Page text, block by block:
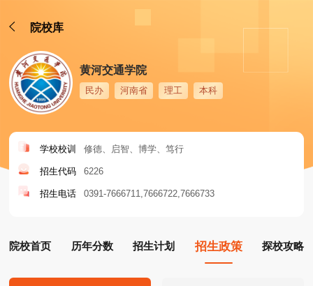
院校库
黄河交通学院
民办 河南省 理工 本科
学校校训 修德、启智、博学、笃行
招生代码 6226
招生电话 0391-7666711 7666722 7666733
院校首页 历年分数 招生计划 招生政策 探校攻略